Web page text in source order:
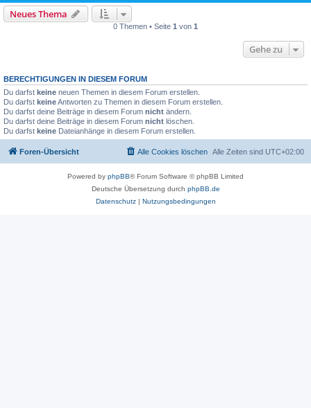
Neues Thema
0 Themen • Seite 1 von 1
Gehe zu
BERECHTIGUNGEN IN DIESEM FORUM
Du darfst keine neuen Themen in diesem Forum erstellen.
Du darfst keineAntworten zu Themen in diesem Forum erstellen.
Du darfst deine Beiträge in diesem Forum nicht ändern.
Du darfst deine Beiträge in diesem Forum nicht löschen.
Du darfst keine Dateianhänge in diesem Forum erstellen.
Foren-Übersicht Alle Zeiten sind UTC+02:00
Alle Cookies löschen
Powered by phpBB® Forum Software © phpBB Limited
Deutsche Übersetzung durch phpBB.de
Datenschutz| Nutzungsbedingungen